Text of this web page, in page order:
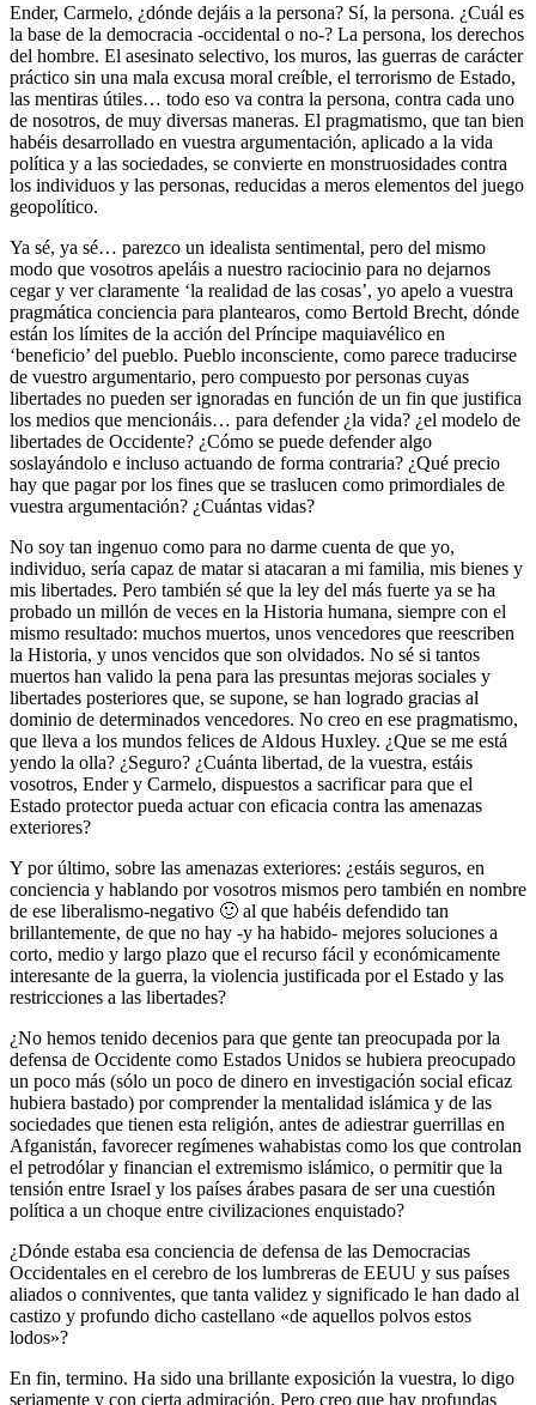
Ender, Carmelo, ¿dónde dejáis a la persona? Sí, la persona. ¿Cuál es
la base de la democracia -occidental o no-? La persona, los derechos
del hombre. El asesinato selectivo, los muros, las guerras de carácter
práctico sin una mala excusa moral creíble, el terrorismo de Estado,
las mentiras útiles… todo eso va contra la persona, contra cada uno
de nosotros, de muy diversas maneras. El pragmatismo, que tan bien
habéis desarrollado en vuestra argumentación, aplicado a la vida
política y a las sociedades, se convierte en monstruosidades contra
los individuos y las personas, reducidas a meros elementos del juego
geopolítico.
Ya sé, ya sé… parezco un idealista sentimental, pero del mismo
modo que vosotros apeláis a nuestro raciocinio para no dejarnos
cegar y ver claramente ‘la realidad de las cosas’, yo apelo a vuestra
pragmática conciencia para plantearos, como Bertold Brecht, dónde
están los límites de la acción del Príncipe maquiavélico en
‘beneficio’ del pueblo. Pueblo inconsciente, como parece traducirse
de vuestro argumentario, pero compuesto por personas cuyas
libertades no pueden ser ignoradas en función de un fin que justifica
los medios que mencionáis… para defender ¿la vida? ¿el modelo de
libertades de Occidente? ¿Cómo se puede defender algo
soslayándolo e incluso actuando de forma contraria? ¿Qué precio
hay que pagar por los fines que se traslucen como primordiales de
vuestra argumentación? ¿Cuántas vidas?
No soy tan ingenuo como para no darme cuenta de que yo,
individuo, sería capaz de matar si atacaran a mi familia, mis bienes y
mis libertades. Pero también sé que la ley del más fuerte ya se ha
probado un millón de veces en la Historia humana, siempre con el
mismo resultado: muchos muertos, unos vencedores que reescriben
la Historia, y unos vencidos que son olvidados. No sé si tantos
muertos han valido la pena para las presuntas mejoras sociales y
libertades posteriores que, se supone, se han logrado gracias al
dominio de determinados vencedores. No creo en ese pragmatismo,
que lleva a los mundos felices de Aldous Huxley. ¿Que se me está
yendo la olla? ¿Seguro? ¿Cuánta libertad, de la vuestra, estáis
vosotros, Ender y Carmelo, dispuestos a sacrificar para que el
Estado protector pueda actuar con eficacia contra las amenazas
exteriores?
Y por último, sobre las amenazas exteriores: ¿estáis seguros, en
conciencia y hablando por vosotros mismos pero también en nombre
de ese liberalismo-negativo 🙂 al que habéis defendido tan
brillantemente, de que no hay -y ha habido- mejores soluciones a
corto, medio y largo plazo que el recurso fácil y económicamente
interesante de la guerra, la violencia justificada por el Estado y las
restricciones a las libertades?
¿No hemos tenido decenios para que gente tan preocupada por la
defensa de Occidente como Estados Unidos se hubiera preocupado
un poco más (sólo un poco de dinero en investigación social eficaz
hubiera bastado) por comprender la mentalidad islámica y de las
sociedades que tienen esta religión, antes de adiestrar guerrillas en
Afganistán, favorecer regímenes wahabistas como los que controlan
el petrodólar y financian el extremismo islámico, o permitir que la
tensión entre Israel y los países árabes pasara de ser una cuestión
política a un choque entre civilizaciones enquistado?
¿Dónde estaba esa conciencia de defensa de las Democracias
Occidentales en el cerebro de los lumbreras de EEUU y sus países
aliados o conniventes, que tanta validez y significado le han dado al
castizo y profundo dicho castellano «de aquellos polvos estos
lodos»?
En fin, termino. Ha sido una brillante exposición la vuestra, lo digo
seriamente y con cierta admiración. Pero creo que hay profundas